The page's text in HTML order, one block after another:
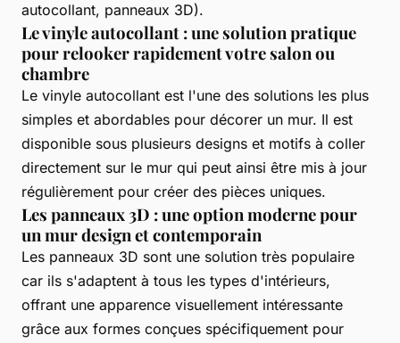
autocollant, panneaux 3D).
Le vinyle autocollant : une solution pratique
pour relooker rapidement votre salon ou
chambre
Le vinyle autocollant est l'une des solutions les plus
simples et abordables pour décorer un mur. Il est
disponible sous plusieurs designs et motifs à coller
directement sur le mur qui peut ainsi être mis à jour
régulièrement pour créer des pièces uniques.
Les panneaux 3D : une option moderne pour
un mur design et contemporain
Les panneaux 3D sont une solution très populaire
car ils s'adaptent à tous les types d'intérieurs,
offrant une apparence visuellement intéressante
grâce aux formes conçues spécifiquement pour